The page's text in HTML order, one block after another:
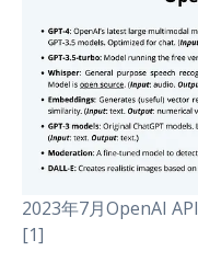
2023年7月OpenAI
[1]